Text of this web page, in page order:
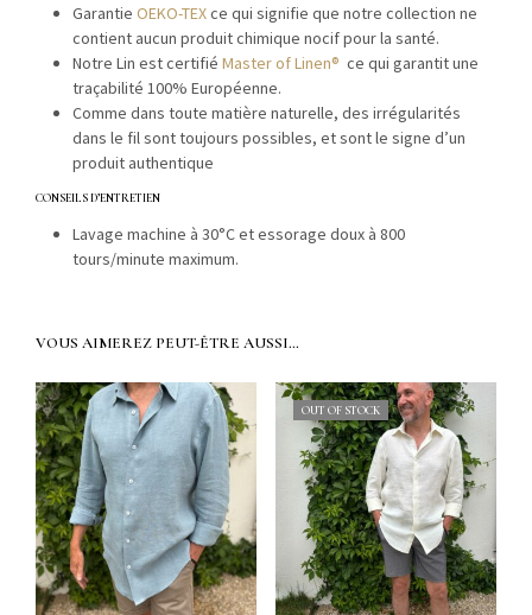
Garantie OEKO-TEXce qui sig­ni­fie que notre col­lec­tion ne
con­tient aucun pro­duit chim­ique nocif pour la santé.
Notre Lin est cer­ti­fié Mas­ter of Linen® ce qui garan­tit une
traça­bil­ité 100% Européenne.
Comme dans toute matière naturelle, des irrégu­lar­ités
dans le fil sont tou­jours pos­si­bles, et sont le signe d’un
pro­duit authentique
CONSEILS D’ENTRETIEN
Lavage machine à 30°C et essor­age doux à 800
tours/minute maximum.
VOUS AIMEREZ PEUT-ÊTRE AUSSI…
OUT OF STOCK